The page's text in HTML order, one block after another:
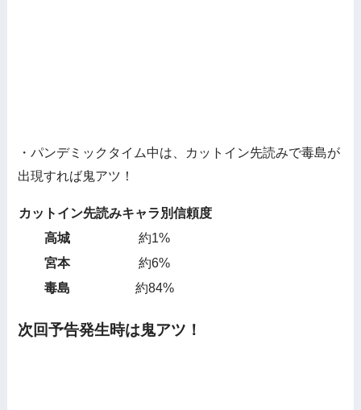
・パンデミックタイム中は、カットイン先読みで毒島が
出現すれば鬼アツ！
カットイン先読みキャラ別信頼度
高城
約1%
宮本
約6%
毒島
約84%
次回予告発生時は鬼アツ！